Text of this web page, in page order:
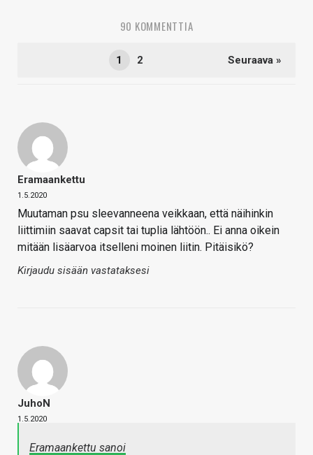
90 KOMMENTTIA
1 2 Seuraava »
Eramaankettu
1.5.2020
Muutaman psu sleevanneena veikkaan, että näihinkin
liittimiin saavat capsit tai tuplia lähtöön.. Ei anna oikein
mitään lisäarvoa itselleni moinen liitin. Pitäisikö?
Kirjaudu sisään vastataksesi
JuhoN
1.5.2020
Eramaankettu sanoi